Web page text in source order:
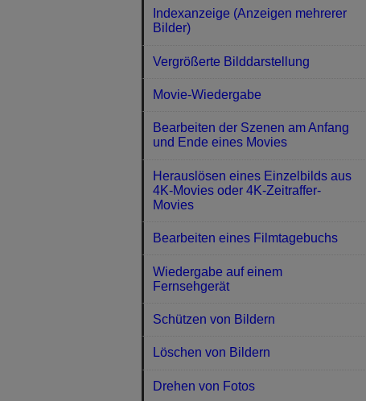
Indexanzeige (Anzeigen mehrerer
Bilder)
Vergrößerte Bilddarstellung
Movie-Wiedergabe
Bearbeiten der Szenen am Anfang
und Ende eines Movies
Herauslösen eines Einzelbilds aus
4K-Movies oder 4K-Zeitraffer-
Movies
Bearbeiten eines Filmtagebuchs
Wiedergabe auf einem
Fernsehgerät
Schützen von Bildern
Löschen von Bildern
Drehen von Fotos